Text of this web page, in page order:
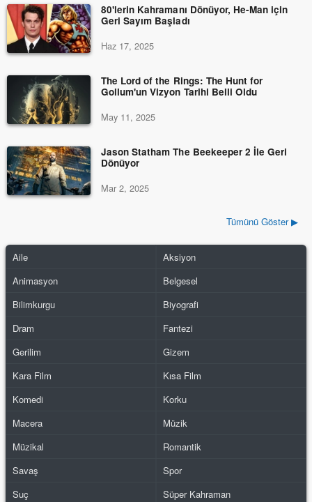
80'lerin Kahramanı Dönüyor, He-Man için
Geri Sayım Başladı
Haz 17, 2025
The Lord of the Rings: The Hunt for
Gollum'un Vizyon Tarihi Belli Oldu
May 11, 2025
Jason Statham The Beekeeper 2 İle Geri
Dönüyor
Mar 2, 2025
Tümünü Göster ▶
Aile
Aksiyon
Animasyon
Belgesel
Bilimkurgu
Biyografi
Dram
Fantezi
Gerilim
Gizem
Kara Film
Kısa Film
Komedi
Korku
Macera
Müzik
Müzikal
Romantik
Savaş
Spor
Suç
Süper Kahraman